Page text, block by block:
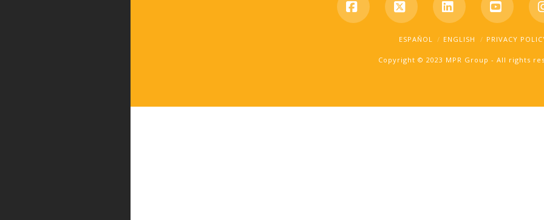
Facebook
X LinkedIn
ESPAÑOL ENGLISH PRIVACY
Copyright © 2023 MPR Group - All rights